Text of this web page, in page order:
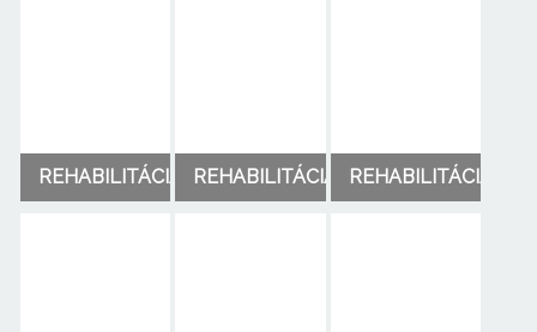
REHABILITÁCIA REHABILITÁCIA REHABILITÁCIA